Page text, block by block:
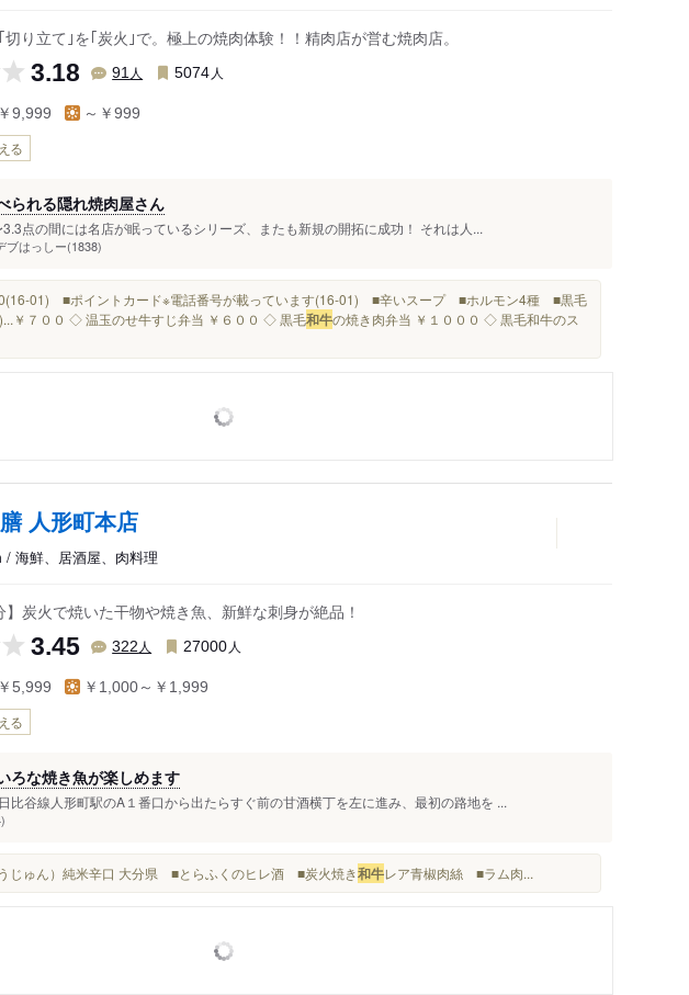
り立て｣を｢炭火｣で。極上の焼肉体験！！精肉店が営む焼肉店。
3.18 91 人 5074 人
9,999 ～￥999
る
られる隠れ焼肉屋さん
点の間には名店が眠っているシリーズ、またも新規の開拓に成功！ それは人...
ブはっしー(1838)
01) ■ポイントカード※電話番号が載っています(16-01) ■辛いスープ ■ホルモン4種 ■黒毛
７００ ◇ 温玉のせ牛すじ弁当 ￥６００ ◇ 黒毛和牛の焼き肉弁当 ￥１０００ ◇ 黒毛和牛のス
人形町本店
/ 海鮮、居酒屋、肉料理
】炭火で焼いた干物や焼き魚、新鮮な刺身が絶品！
3.45 322 人 27000 人
5,999 ￥1,000～￥1,999
る
ろな焼き魚が楽しめます
比谷線人形町駅のA１番口から出たらすぐ前の甘酒横丁を左に進み、最初の路地を ...
ゅん）純米辛口 大分県 ■とらふくのヒレ酒 ■炭火焼き和牛レア青椒肉絲 ■ラム肉...